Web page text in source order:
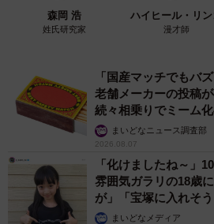
【月額】実際の支出と最適だと思う金額に
なのでしょうか。調査の結果、「3
（32.5%）、「2万円以上3万円未満
以上7万円未満」（15.6％）などが
満」を適切な価格だと感じる保護者
結果になりました。
しかしながら、実際の月額は「5万
森岡 浩
姓氏研究家
ハイヒール・リ
漫才師
「国産マッチでもバ
老舗メーカーの投稿
続々相乗りでミーム
まいどなニュース調査部
2026.08.07
「化けましたね～」
雰囲気ガラリの18歳
が」「宝塚に入れそう
まいどなメディア